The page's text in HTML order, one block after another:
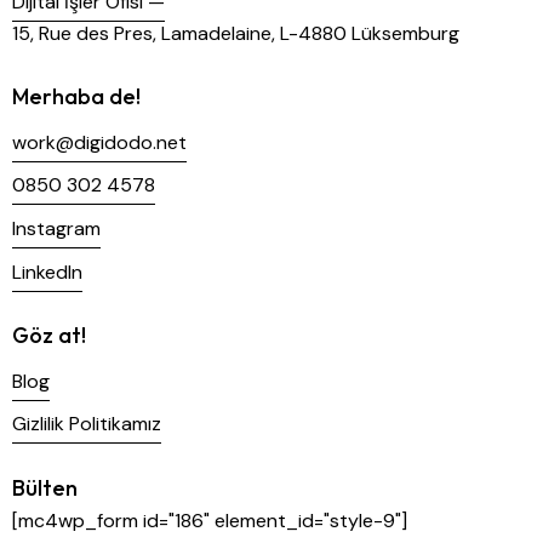
15, Rue des Pres, Lamadelaine, L-4880 Lüksemburg
Merhaba de!
work@digidodo.net
0850 302 4578
Instagram
LinkedIn
Göz at!
Blog
Gizlilik Politikamız
Bülten
[mc4wp_form id="186" element_id="style-9"]